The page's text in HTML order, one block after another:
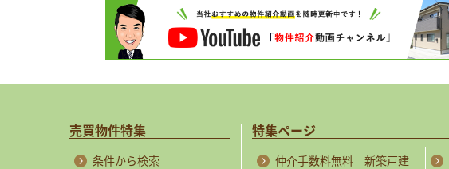
売買物件特集
条件から検索
特集ページ
仲介手数料無料 新築戸建